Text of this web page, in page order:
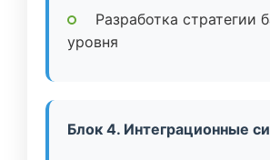
Разработка стратегии
уровня
Блок 4. Интеграционные